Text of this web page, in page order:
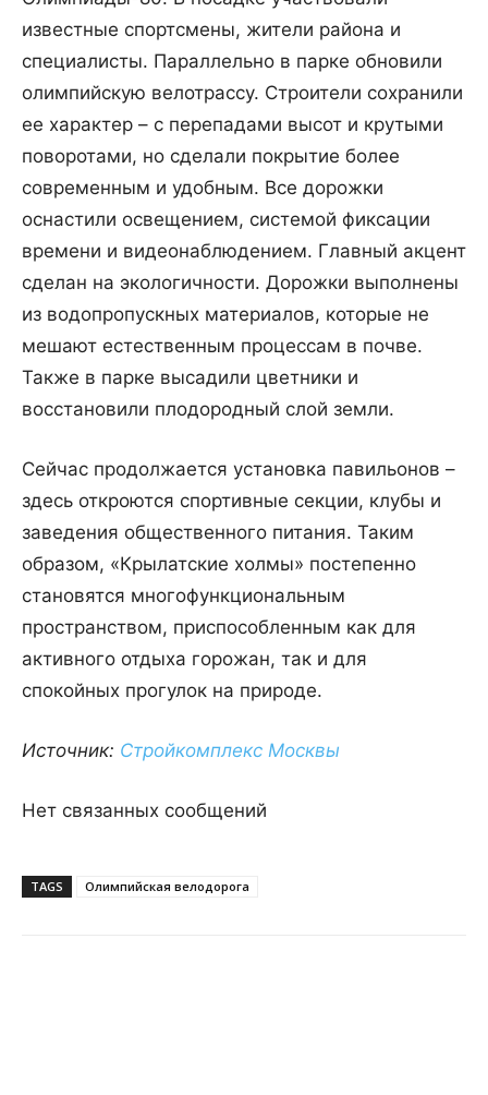
известные спортсмены, жители района и
специалисты. Параллельно в парке обновили
олимпийскую велотрассу. Строители сохранили
ее характер – с перепадами высот и крутыми
поворотами, но сделали покрытие более
современным и удобным. Все дорожки
оснастили освещением, системой фиксации
времени и видеонаблюдением. Главный акцент
сделан на экологичности. Дорожки выполнены
из водопропускных материалов, которые не
мешают естественным процессам в почве.
Также в парке высадили цветники и
восстановили плодородный слой земли.
Сейчас продолжается установка павильонов –
здесь откроются спортивные секции, клубы и
заведения общественного питания. Таким
образом, «Крылатские холмы» постепенно
становятся многофункциональным
пространством, приспособленным как для
активного отдыха горожан, так и для
спокойных прогулок на природе.
Источник: Стройкомплекс Москвы
Нет связанных сообщений
TAGS Олимпийская велодорога